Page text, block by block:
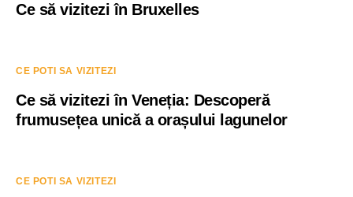
Ce să vizitezi în Bruxelles
CE POTI SA VIZITEZI
Ce să vizitezi în Veneția: Descoperă
frumusețea unică a orașului lagunelor
CE POTI SA VIZITEZI